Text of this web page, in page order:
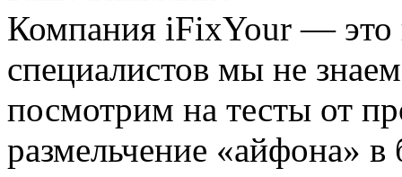
Компания iFixYour — это
специалистов мы не
посмотрим на тесты от
размельчение «айфона» в